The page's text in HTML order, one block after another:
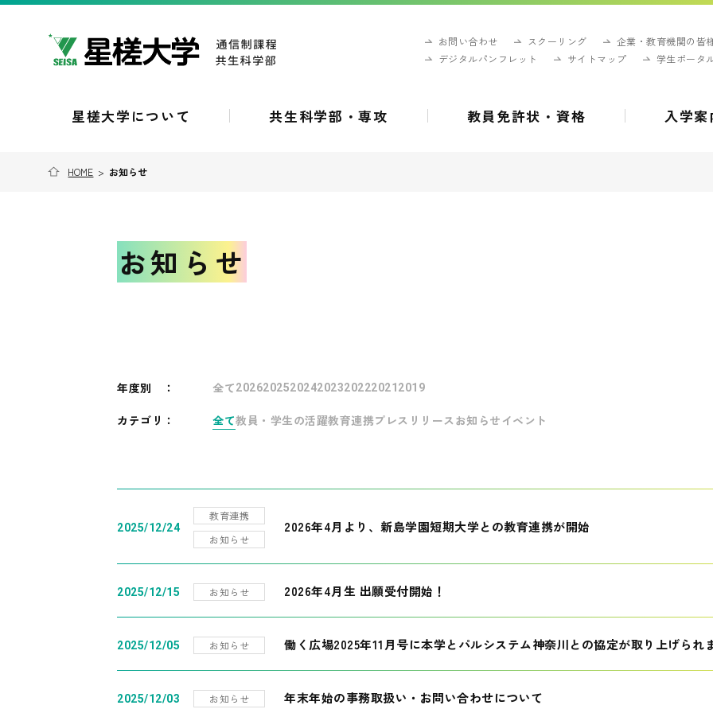
お問い合わせ スクーリング
企業・教育機関の皆
デジタルパンフレット
サイトマップ 学生ポータ
星槎大学について 共生科学部・専攻 教員免許状・資格 入学案
HOME > お知らせ
お知らせ
年度別 ： 全て202620252024202320222021 2019
カテゴリ： 全て教員・学生の活躍教育連携プレスリリース お知らせ イベント
2025/12/24
教育連携
お知らせ
2026年4月より、新島学園短期大学との教育連携が開始
2025/12/15 お知らせ 2026年4月生 出願受付開始！
2025/12/05 お知らせ 働く広場2025年11月号に本学とパルシステム神奈川との協定が取り上げられ
2025/12/03 お知らせ 年末年始の事務取扱い・お問い合わせについて